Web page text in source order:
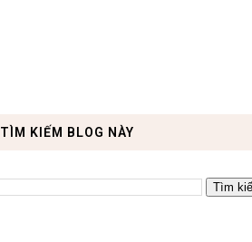
TÌM KIẾM BLOG NÀY